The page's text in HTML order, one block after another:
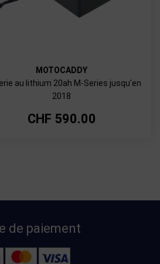
MOTOCADDY
au lithium 20ah M-Series jusqu'en
2018
CHF 590.00
de paiement